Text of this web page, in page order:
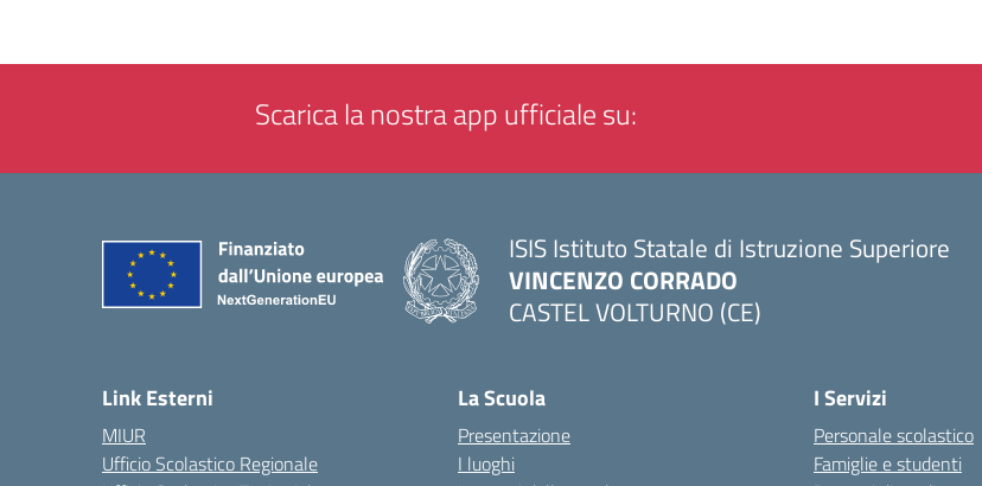
Scarica la nostra app ufficiale su:
ISIS Istituto Statale di Istruzione Superiore
VINCENZO CORRADO
CASTEL VOLTURNO (CE)
Link Esterni
MIUR
Ufficio Scolastico Regionale
La Scuola
Presentazione
I luoghi
I Servizi
Personale scolastico
Famiglie e studenti